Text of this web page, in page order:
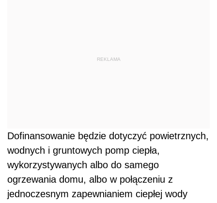
REKLAMA
Dofinansowanie będzie dotyczyć powietrznych,
wodnych i gruntowych pomp ciepła,
wykorzystywanych albo do samego
ogrzewania domu, albo w połączeniu z
jednoczesnym zapewnianiem ciepłej wody